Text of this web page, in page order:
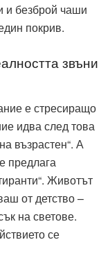
и безброй чаши
покрив.
звъни
е стресиращо
идва след това
възрастен“. А
предлага
Животът
от детство –
на светове.
се